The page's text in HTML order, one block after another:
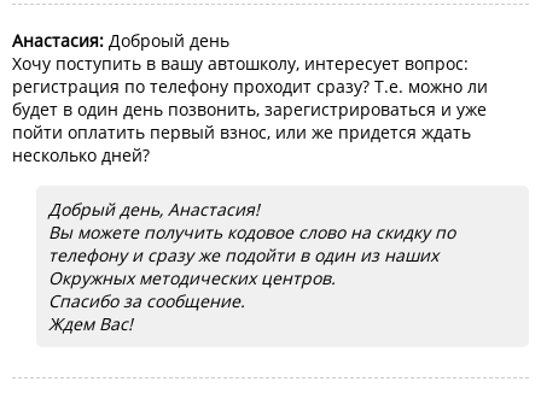
Анастасия: Доброый день
Хочу поступить в вашу автошколу, интересует вопрос:
регистрация по телефону проходит сразу? Т.е. можно ли
будет в один день позвонить, зарегистрироваться и уже
пойти оплатить первый взнос, или же придется ждать
несколько дней?
Добрый день, Анастасия!
Вы можете получить кодовое слово на скидку по
телефону и сразу же подойти в один из наших
Окружных методических центров.
Спасибо за сообщение.
Ждем Вас!